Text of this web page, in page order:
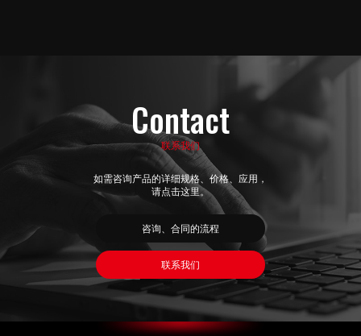
Contact
联系我们
如需咨询产品的详细规格、价格、应用，
请点击这里。
咨询、合同的流程
联系我们